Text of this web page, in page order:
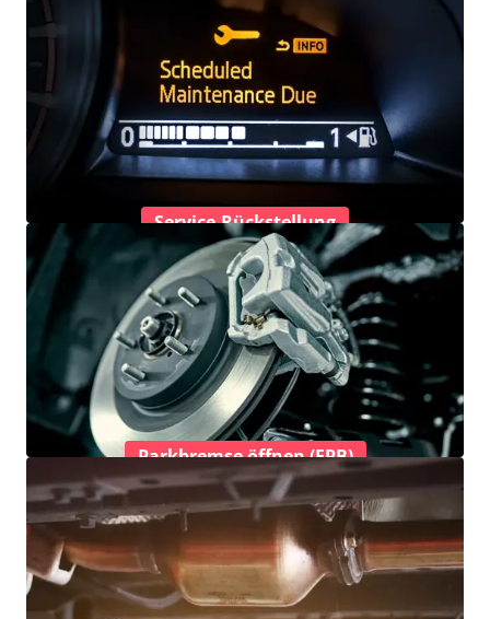
Service-Rückstellung
Parkbremse öffnen (EPB)